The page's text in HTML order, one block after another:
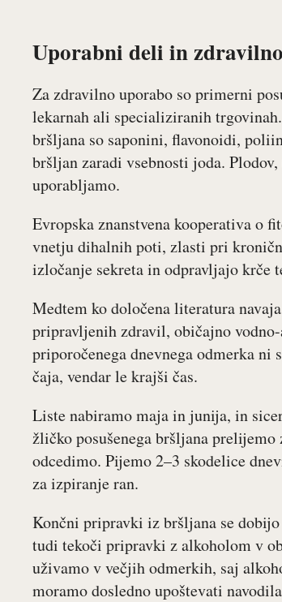
Uporabni deli in
Za zdravilno uporabo so primerni
lekarnah ali specializiranih
bršljana so saponini, flavonoidi,
bršljan zaradi vsebnosti joda.
uporabljamo.
Evropska znanstvena kooperativa o
vnetju dihalnih poti, zlasti pri
izločanje sekreta in odpravljajo krče
Medtem ko določena literatura
pripravljenih zdravil, običajno
priporočenega dnevnega odmerka
čaja, vendar le krajši čas.
Liste nabiramo maja in junija, in
žličko posušenega bršljana
odcedimo. Pijemo 2–3 skodelice
za izpiranje ran.
Končni pripravki iz bršljana se
tudi tekoči pripravki z alkoholom v
uživamo v večjih odmerkih, saj
moramo dosledno upoštevati